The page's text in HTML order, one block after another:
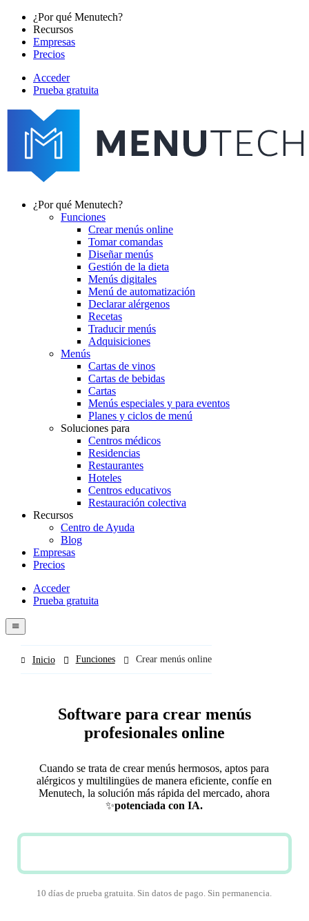
Pasar
contenido
principal
Main
navigation
¿Por qué Menutech?
Recursos
Empresas
Precios
menutech
navigation
Acceder
Prueba gratuita
navigation
¿Por qué Menutech?
Funciones
Crear menús online
Tomar comandas
Diseñar menús
Gestión de la dieta
Menús digitales
Menú de automatización
Declarar alérgenos
Recetas
Traducir menús
Adquisiciones
Menús
Cartas de vinos
Cartas de bebidas
Cartas
Menús especiales y para eventos
Planes y ciclos de menú
Soluciones para
Centros médicos
Residencias
Restaurantes
Hoteles
Centros educativos
Restauración colectiva
Recursos
Centro de Ayuda
Blog
Empresas
Precios
Menutech
navigation
Acceder
Prueba gratuita
menu
Inicio Funciones Crear menús online
Software para crear menús
profesionales online
Cuando se trata de crear menús hermosos, aptos para
alérgicos y multilingües de manera eficiente, confíe en
Menutech, la solución más rápida del mercado, ahora
✨potenciada con IA.
10 días de prueba gratuita. Sin datos de pago. Sin permanencia.